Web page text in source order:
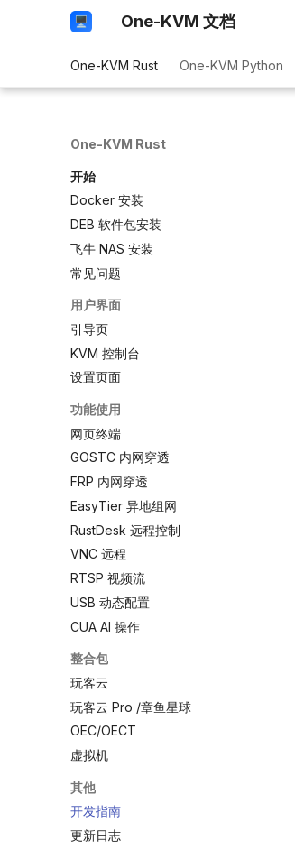
One-KVM 文档
One-KVM Rust One-KVM Python
One-KVM Rust
开始
Docker 安装
DEB 软件包安装
飞牛 NAS 安装
常见问题
用户界面
引导页
KVM 控制台
设置页面
功能使用
网页终端
GOSTC 内网穿透
FRP 内网穿透
EasyTier 异地组网
RustDesk 远程控制
VNC 远程
RTSP 视频流
USB 动态配置
CUA AI 操作
整合包
玩客云
玩客云 Pro /章鱼星球
OEC/OECT
虚拟机
其他
开发指南
更新日志